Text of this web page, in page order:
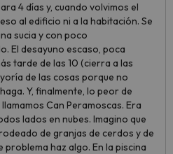
4 días y, cuando volvimos el
al edificio ni a la habitación. Se
sucia y con poco
El desayuno escaso, poca
tarde de las 10 (cierra a las
de las cosas porque no
Y, finalmente, lo peor de
Can Peramoscas. Era
lados en nubes. Imagino que
de granjas de cerdos y de
problema haz algo. En la piscina